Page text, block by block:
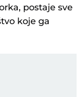
postaje sve
koje ga